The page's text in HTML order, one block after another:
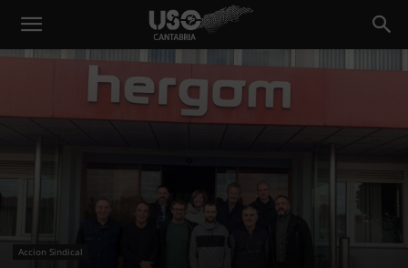
Accion Sindical